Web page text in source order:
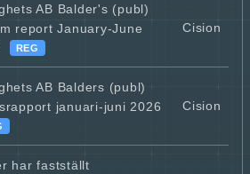
AB Balder's (publ)
report January-June
REG
Cision
AB Balders (publ)
januari-juni 2026
Cision
har fastställt